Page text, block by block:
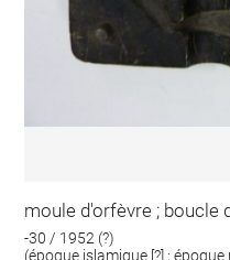
moule d'orfèvre ; boucle
-30 / 1952 (?)
(époque islamique [?] ; époque